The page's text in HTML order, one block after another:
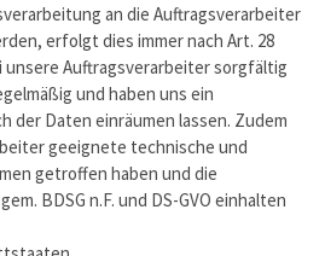
an die Auftragsverarbeiter
erfolgt dies immer nach Art. 28
unsere Auftragsverarbeiter sorgfältig
und haben uns ein
der Daten einräumen lassen. Zudem
geeignete technische und
getroffen haben und die
BDSG n.F. und DS-GVO einhalten